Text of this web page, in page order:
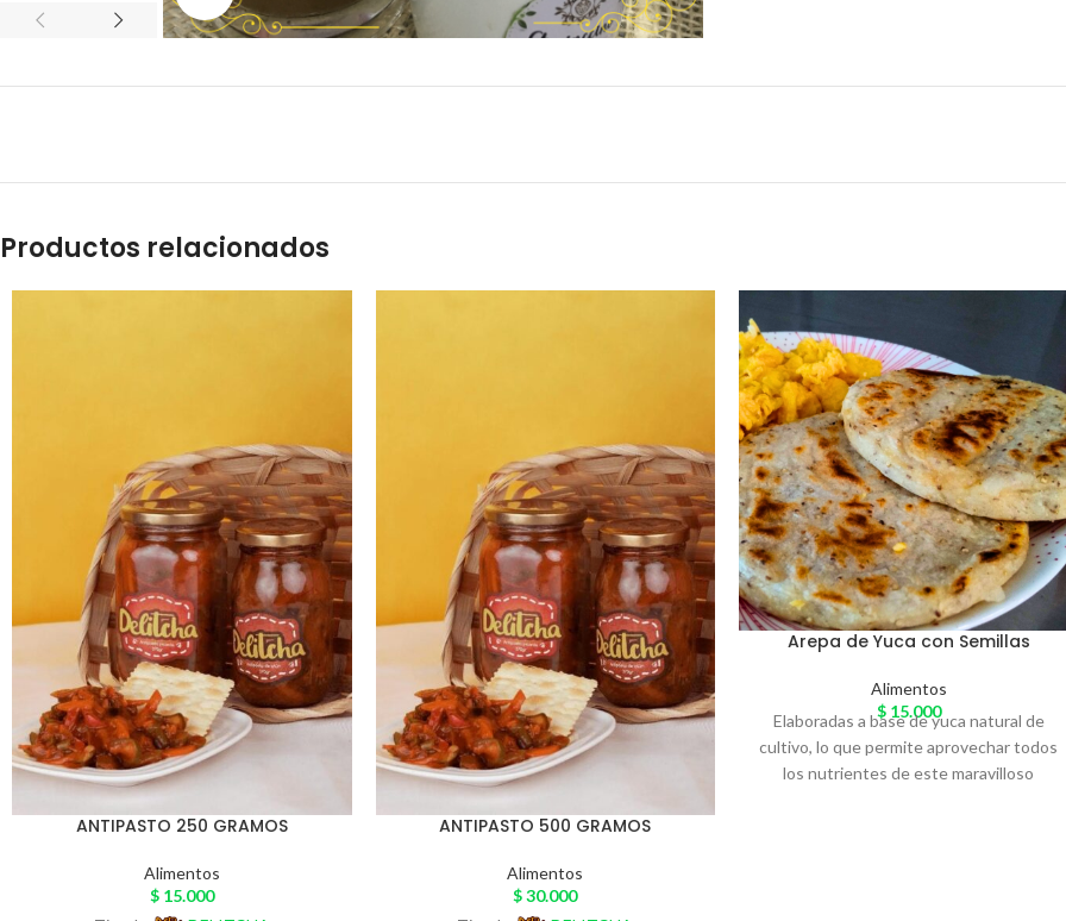
Productos relacionados
ANTIPASTO 250 GRAMOS
Alimentos
$15.000
ANTIPASTO 500 GRAMOS
Alimentos
$30.000
Arepa de Yuca con Semillas
Alimentos
$15.000
Elaboradas a base de yuca natural de
cultivo, lo que permite aprovechar todos
los nutrientes de este maravilloso